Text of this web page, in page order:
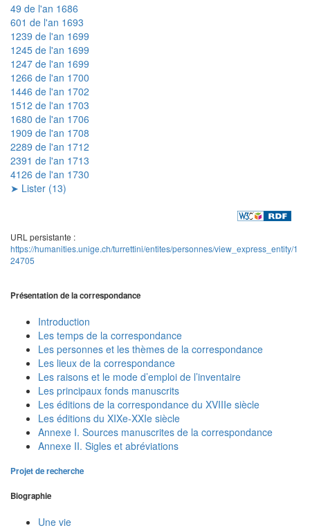
49 de l'an 1686
601 de l'an 1693
1239 de l'an 1699
1245 de l'an 1699
1247 de l'an 1699
1266 de l'an 1700
1446 de l'an 1702
1512 de l'an 1703
1680 de l'an 1706
1909 de l'an 1708
2289 de l'an 1712
2391 de l'an 1713
4126 de l'an 1730
➤ Lister (13)
URL persistante :
https://humanities.unige.ch/turrettini/entites/personnes/view_express_entity/1
24705
Présentation de la correspondance
Introduction
Les temps de la correspondance
Les personnes et les thèmes de la correspondance
Les lieux de la correspondance
Les raisons et le mode d’emploi de l’inventaire
Les principaux fonds manuscrits
Les éditions de la correspondance du XVIIIe siècle
Les éditions du XIXe-XXIe siècle
Annexe I. Sources manuscrites de la correspondance
Annexe II. Sigles et abréviations
Projet de recherche
Biographie
Une vie